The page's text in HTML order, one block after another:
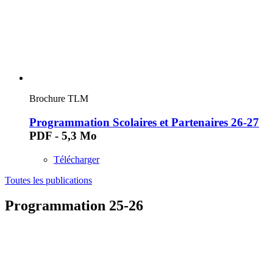
Brochure TLM
Programmation Scolaires et Partenaires 26-27
PDF - 5,3 Mo
Télécharger
Toutes les publications
Programmation 25-26